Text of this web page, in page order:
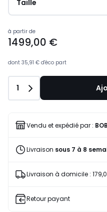
Taille
à partir de
1499,00 €
dont 35,91 € d'éco part
Quantité
1
Vendu et expédié par :
Livraison sous 7 à 8
Livraison à domicile :
Retour payant